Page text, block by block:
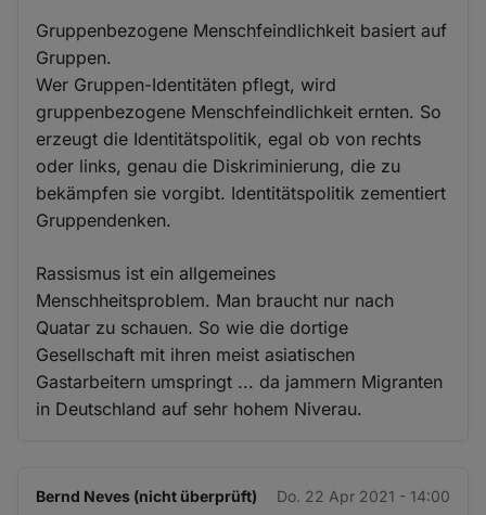
Gruppenbezogene Menschfeindlichkeit basiert auf
Gruppen.
Wer Gruppen-Identitäten pflegt, wird
gruppenbezogene Menschfeindlichkeit ernten. So
erzeugt die Identitätspolitik, egal ob von rechts
oder links, genau die Diskriminierung, die zu
bekämpfen sie vorgibt. Identitätspolitik zementiert
Gruppendenken.
Rassismus ist ein allgemeines
Menschheitsproblem. Man braucht nur nach
Quatar zu schauen. So wie die dortige
Gesellschaft mit ihren meist asiatischen
Gastarbeitern umspringt ... da jammern Migranten
in Deutschland auf sehr hohem Niverau.
Bernd Neves (nicht überprüft) Do. 22 Apr 2021 - 14:00